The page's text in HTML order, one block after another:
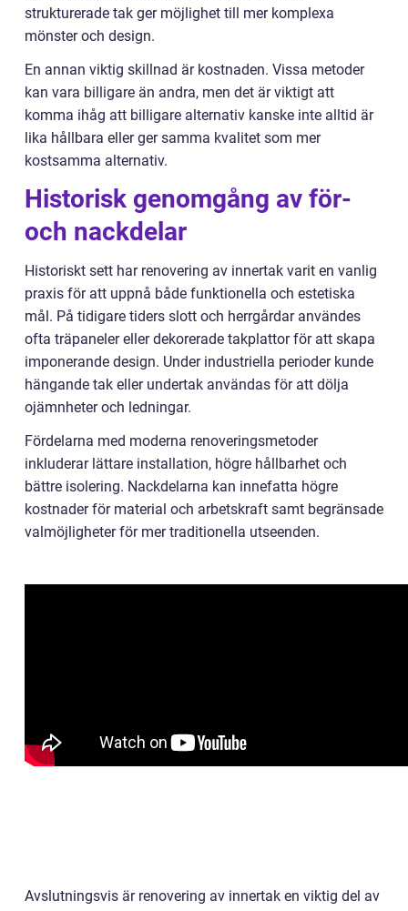
strukturerade tak ger möjlighet till mer komplexa
mönster och design.
En annan viktig skillnad är kostnaden. Vissa metoder
kan vara billigare än andra, men det är viktigt att
komma ihåg att billigare alternativ kanske inte alltid är
lika hållbara eller ger samma kvalitet som mer
kostsamma alternativ.
Historisk genomgång av för-
och nackdelar
Historiskt sett har renovering av innertak varit en vanlig
praxis för att uppnå både funktionella och estetiska
mål. På tidigare tiders slott och herrgårdar användes
ofta träpaneler eller dekorerade takplattor för att skapa
imponerande design. Under industriella perioder kunde
hängande tak eller undertak användas för att dölja
ojämnheter och ledningar.
Fördelarna med moderna renoveringsmetoder
inkluderar lättare installation, högre hållbarhet och
bättre isolering. Nackdelarna kan innefatta högre
kostnader för material och arbetskraft samt begränsade
valmöjligheter för mer traditionella utseenden.
Avslutningsvis är renovering av innertak en viktig del av